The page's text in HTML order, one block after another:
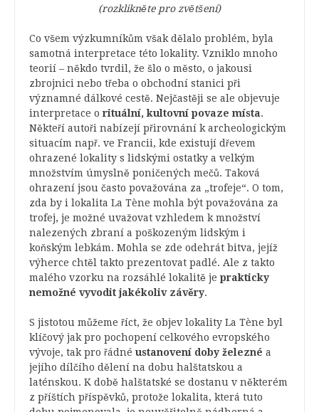
(rozklikněte pro zvětšení)
Co všem výzkumníkům však dělalo problém, byla
samotná interpretace této lokality. Vzniklo mnoho
teorií – někdo tvrdil, že šlo o město, o jakousi
zbrojnici nebo třeba o obchodní stanici při
významné dálkové cestě. Nejčastěji se ale objevuje
interpretace o rituální, kultovní povaze místa.
Někteří autoři nabízejí přirovnání k archeologickým
situacím např. ve Francii, kde existují dřevem
ohrazené lokality s lidskými ostatky a velkým
množstvím úmyslně poničených mečů. Taková
ohrazení jsou často považována za „trofeje“. O tom,
zda by i lokalita La Tène mohla být považována za
trofej, je možné uvažovat vzhledem k množství
nalezených zbraní a poškozeným lidským i
koňským lebkám. Mohla se zde odehrát bitva, jejíž
výherce chtěl takto prezentovat padlé. Ale z takto
malého vzorku na rozsáhlé lokalitě je prakticky
nemožné vyvodit jakékoliv závěry.
S jistotou můžeme říct, že objev lokality La Tène byl
klíčový jak pro pochopení celkového evropského
vývoje, tak pro řádné ustanovení doby železné a
jejího dílčího dělení na dobu halštatskou a
laténskou. K době halštatské se dostanu v některém
z příštích příspěvků, protože lokalita, která tuto